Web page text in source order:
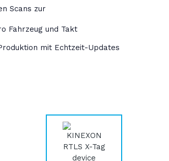
Scans zur
Fahrzeug und Takt
mit Echtzeit-Updates